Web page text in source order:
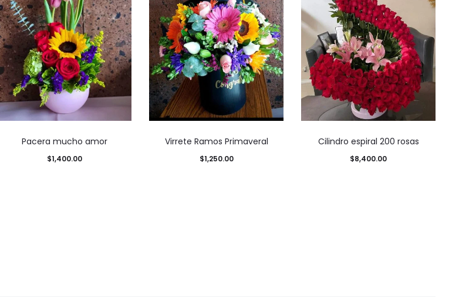
Pacera mucho amor
$1,400.00
Virrete Ramos Primaveral
$1,250.00
Cilindro espiral 200 rosas
$8,400.00